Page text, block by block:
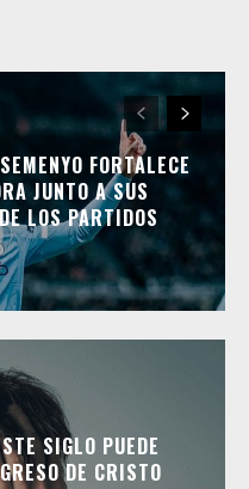
FORTALECE
JUNTO A SUS
LOS PARTIDOS
SIGLO PUEDE
DE CRISTO